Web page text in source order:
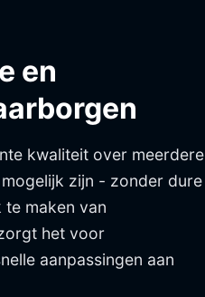
en
kwaliteit over meerdere
zijn - zonder dure
maken van
het voor
aanpassingen aan